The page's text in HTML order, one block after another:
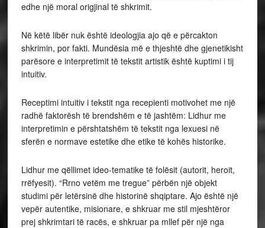
edhe një moral origjinal të shkrimit.
Në këtë libër nuk është ideologjia ajo që e përcakton
shkrimin, por fakti. Mundësia më e thjeshtë dhe gjenetikisht
parësore e interpretimit të tekstit artistik është kuptimi i tij
intuitiv.
Receptimi intuitiv i tekstit nga recepienti motivohet me një
radhë faktorësh të brendshëm e të jashtëm: Lidhur me
interpretimin e përshtatshëm të tekstit nga lexuesi në
sferën e normave estetike dhe etike të kohës historike.
Lidhur me qëllimet ideo-tematike të folësit (autorit, heroit,
rrëfyesit). “Rrno vetëm me tregue” përbën një objekt
studimi për letërsinë dhe historinë shqiptare. Ajo është një
vepër autentike, misionare, e shkruar me stil mjeshtëror
prej shkrimtari të racës, e shkruar pa mllef për një nga